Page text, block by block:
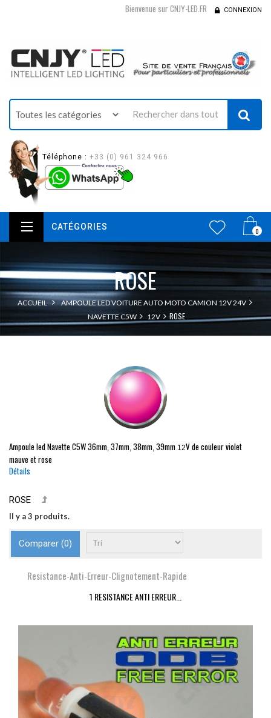
Bienvenue sur CNJY-LED.FR CONNEXION
Téléphone : +33 (0) 961 324 966
0
CATÉGORIES
ROSE
ACCUEIL
AMPOULE LED VOITURE AUTO MOTO CAMION 12V 24V
NAVETTE C5W
12V ROSE
Ampoule ledNavette C5W36mm, 37mm, 38mm, 39mm 12V de couleur violet
mauve et rose
Détails
ROSE
Il y a 3 produits.
Comparer (0)
Resistance-Anti-Erreur-Clignotement-Rapide
1 RESISTANCE ANTI ERREUR...